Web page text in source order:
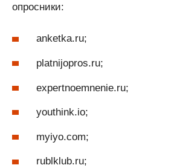
опросники:
anketka.ru;
platnijopros.ru;
expertnoemnenie.ru;
youthink.io;
myiyo.com;
rublklub.ru;